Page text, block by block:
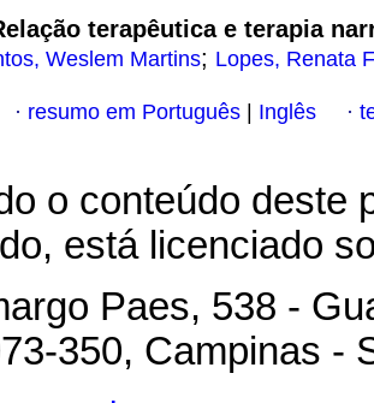
terapêutica e terapia
Weslem Martins; Lopes, Renata
· resumo em Português | Inglês ·
o conteúdo deste
está licenciado
Paes, 538 -
350, Campinas -